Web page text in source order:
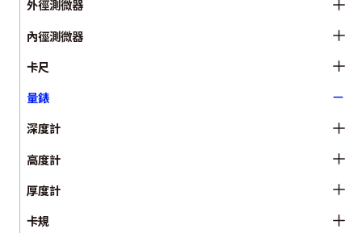
外徑測微器
內徑測微器
卡尺
量錶
深度計
高度計
厚度計
卡規